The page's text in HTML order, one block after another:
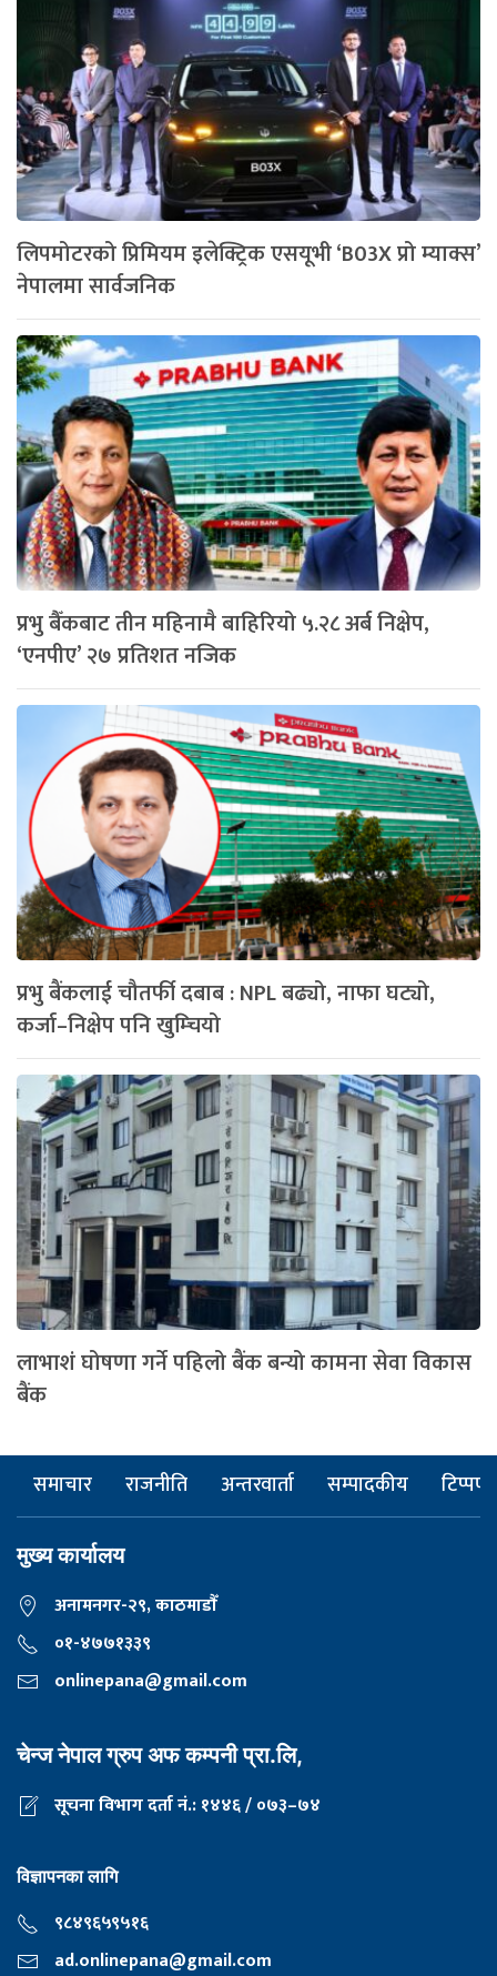
लिपमोटरको प्रिमियम इलेक्ट्रिक एसयूभी ‘B03X प्रो म्याक्स’
नेपालमा सार्वजनिक
प्रभु बैँकबाट तीन महिनामै बाहिरियो ५.२८ अर्ब निक्षेप,
‘एनपीए’ २७ प्रतिशत नजिक
प्रभु बैंकलाई चौतर्फी दबाब : NPL बढ्यो, नाफा घट्यो,
कर्जा–निक्षेप पनि खुम्चियो
लाभाशं घोषणा गर्ने पहिलो बैंक बन्यो कामना सेवा विकास
बैंक
समाचार राजनीति अन्तरवार्ता सम्पादकीय टिप्पणी
मुख्य कार्यालय
अनामनगर-२९, काठमाडाैँ
०१-४७७१३३९
onlinepana@gmail.com
चेन्ज नेपाल ग्रुप अफ कम्पनी प्रा.लि,
सूचना विभाग दर्ता नं.: १४४६ / ०७३–७४
विज्ञापनका लागि
९८४९६५९५१६
ad.onlinepana@gmail.com